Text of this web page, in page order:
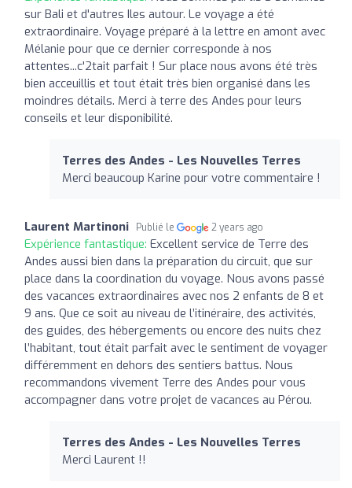
sur Bali et d'autres Iles autour. Le voyage a été
extraordinaire. Voyage préparé à la lettre en amont avec
Mélanie pour que ce dernier corresponde à nos
attentes...c'2tait parfait ! Sur place nous avons été très
bien acceuillis et tout était très bien organisé dans les
moindres détails. Merci à terre des Andes pour leurs
conseils et leur disponibilité.
Terres des Andes - Les Nouvelles Terres
Merci beaucoup Karine pour votre commentaire !
Laurent Martinoni Publié le 2 years ago
Expérience fantastique: Excellent service de Terre des
Andes aussi bien dans la préparation du circuit, que sur
place dans la coordination du voyage. Nous avons passé
des vacances extraordinaires avec nos 2 enfants de 8 et
9 ans. Que ce soit au niveau de l’itinéraire, des activités,
des guides, des hébergements ou encore des nuits chez
l’habitant, tout était parfait avec le sentiment de voyager
différemment en dehors des sentiers battus. Nous
recommandons vivement Terre des Andes pour vous
accompagner dans votre projet de vacances au Pérou.
Terres des Andes - Les Nouvelles Terres
Merci Laurent !!